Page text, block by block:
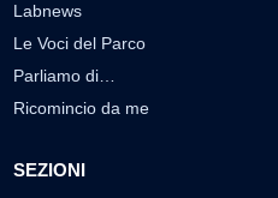
Labnews
Le Voci del Parco
Parliamo di…
Ricomincio da me
SEZIONI